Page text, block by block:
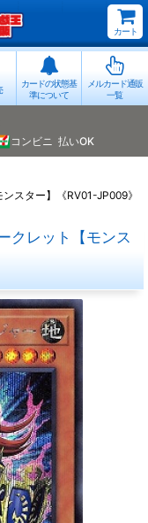
カート
カードの状態基
準について
メルカード通販
一覧
コンビニ 払いOK
スター】《RV01-JP009》
クレット【モンス